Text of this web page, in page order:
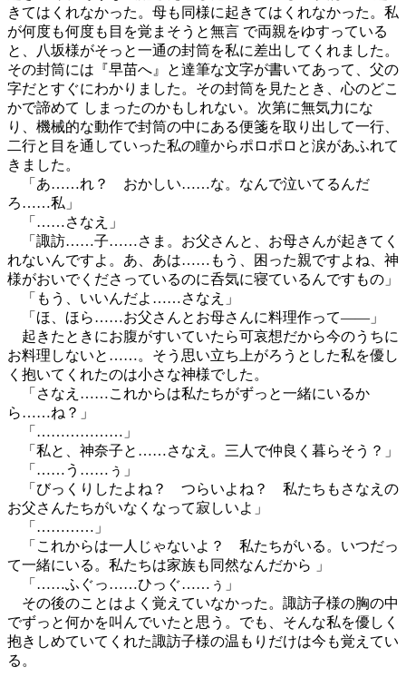
きてはくれなかった。母も同様に起きてはくれなかった。私
が何度も何度も目を覚まそうと無言 で両親をゆすっている
と、八坂様がそっと一通の封筒を私に差出してくれました。
その封筒には『早苗へ』と達筆な文字が書いてあって、父の
字だとすぐにわかりました。その封筒を見たとき、心のどこ
かで諦めて しまったのかもしれない。次第に無気力にな
り、機械的な動作で封筒の中にある便箋を取り出して一行、
二行と目を通していった私の瞳からポロポロと涙があふれて
きました。
「あ……れ？ おかしい……な。なんで泣いてるんだ
ろ……私」
「……さなえ」
「諏訪……子……さま。お父さんと、お母さんが起きてく
れないんですよ。あ、あは……もう、困った親ですよね、神
様がおいでくださっているのに呑気に寝ているんですもの」
「もう、いいんだよ……さなえ」
「ほ、ほら……お父さんとお母さんに料理作って――」
起きたときにお腹がすいていたら可哀想だから今のうちに
お料理しないと……。そう思い立ち上がろうとした私を優し
く抱いてくれたのは小さな神様でした。
「さなえ……これからは私たちがずっと一緒にいるか
ら……ね？」
「………………」
「私と、神奈子と……さなえ。三人で仲良く暮らそう？」
「……う……ぅ」
「びっくりしたよね？ つらいよね？ 私たちもさなえの
お父さんたちがいなくなって寂しいよ」
「…………」
「これからは一人じゃないよ？ 私たちがいる。いつだっ
て一緒にいる。私たちは家族も同然なんだから 」
「……ふぐっ……ひっぐ……ぅ」
その後のことはよく覚えていなかった。諏訪子様の胸の中
でずっと何かを叫んでいたと思う。でも、そんな私を優しく
抱きしめていてくれた諏訪子様の温もりだけは今も覚えてい
る。